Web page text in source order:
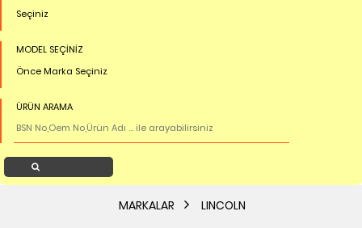
Seçiniz
MODEL SEÇİNİZ
Önce Marka Seçiniz
ÜRÜN ARAMA
Ürün Ara
MARKALAR LINCOLN